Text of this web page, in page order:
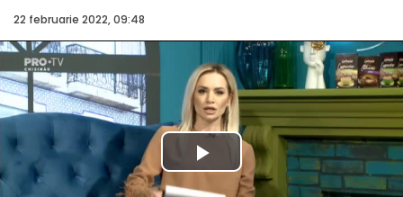
22 februarie 2022, 09:48